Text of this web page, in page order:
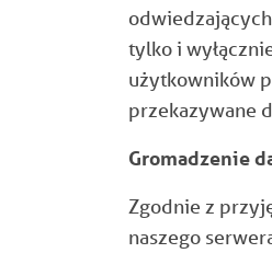
tylko i
użytkowników
przekazywane
Gromadzenie
Zgodnie z
naszego